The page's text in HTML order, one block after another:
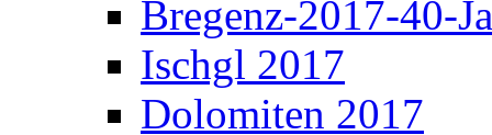
Bregenz-2017-40-
Ischgl 2017
Dolomiten 2017